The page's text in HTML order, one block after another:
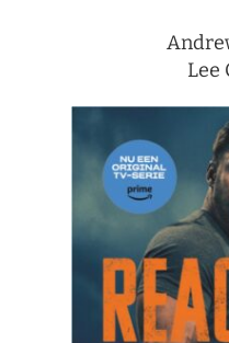
Lee